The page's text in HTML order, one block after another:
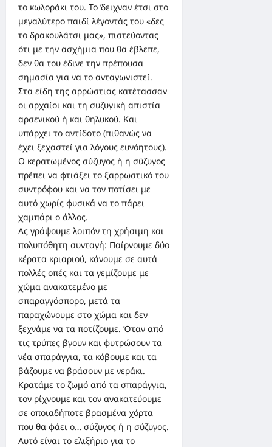
το κωλοράκι του. Το ’δειχναν έτσι στο
μεγαλύτερο παιδί λέγοντάς του «δες
το δρακουλάτσι μας», πιστεύοντας
ότι με την ασχήμια που θα έβλεπε,
δεν θα του έδινε την πρέπουσα
σημασία για να το ανταγωνιστεί.
Στα είδη της αρρώστιας κατέτασσαν
οι αρχαίοι και τη συζυγική απιστία
αρσενικού ή και θηλυκού. Και
υπάρχει το αντίδοτο (πιθανώς να
έχει ξεχαστεί για λόγους ευνόητους).
Ο κερατωμένος σύζυγος ή η σύζυγος
πρέπει να φτιάξει το ξαρρωστικό του
συντρόφου και να τον ποτίσει με
αυτό χωρίς φυσικά να το πάρει
χαμπάρι ο άλλος.
Ας γράψουμε λοιπόν τη χρήσιμη και
πολυπόθητη συνταγή: Παίρνουμε δύο
κέρατα κριαριού, κάνουμε σε αυτά
πολλές οπές και τα γεμίζουμε με
χώμα ανακατεμένο με
σπαραγγόσπορο, μετά τα
παραχώνουμε στο χώμα και δεν
ξεχνάμε να τα ποτίζουμε. Όταν από
τις τρύπες βγουν και φυτρώσουν τα
νέα σπαράγγια, τα κόβουμε και τα
βάζουμε να βράσουν με νεράκι.
Κρατάμε το ζωμό από τα σπαράγγια,
τον ρίχνουμε και τον ανακατεύουμε
σε οποιαδήποτε βρασμένα χόρτα
που θα φάει ο… σύζυγος ή η σύζυγος.
Αυτό είναι το ελιξήριο για το